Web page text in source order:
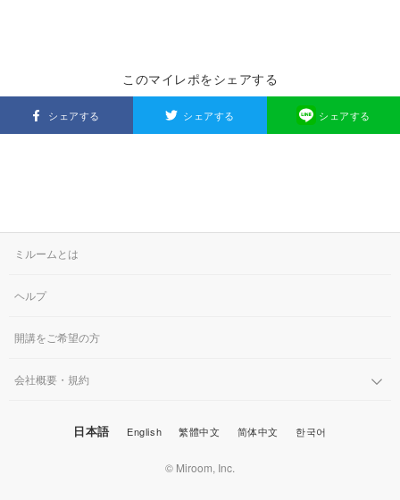
このマイレポをシェアする
シェアする シェアする シェアする
ミルームとは
ヘルプ
開講をご希望の方
会社概要・規約
日本語 English 繁體中文 简体中文 한국어
© Miroom, Inc.